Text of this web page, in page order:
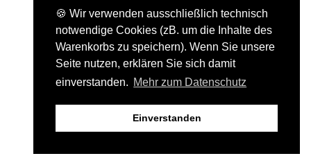
🍪 Wir verwenden ausschließlich technisch
notwendige Cookies (zB. um die Inhalte des
Warenkorbs zu speichern). Wenn Sie unsere
Seite nutzen, erklären Sie sich damit
einverstanden. Mehr zum Datenschutz
Einverstanden